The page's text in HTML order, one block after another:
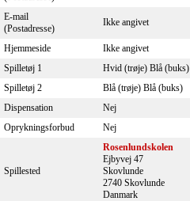
E-mail
(Postadresse)
Ikke angivet
Hjemmeside
Ikke angivet
Spilletøj 1
Hvid (trøje) Blå (buks)
Spilletøj 2
Blå (trøje) Blå (buks)
Dispensation
Nej
Oprykningsforbud
Nej
Spillested
Rosenlundskolen
Ejbyvej 47
Skovlunde
2740 Skovlunde
Danmark